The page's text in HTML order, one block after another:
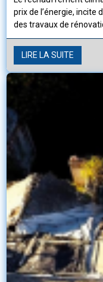
prix de l’énergie, incite
des travaux de
LIRE LA SUITE